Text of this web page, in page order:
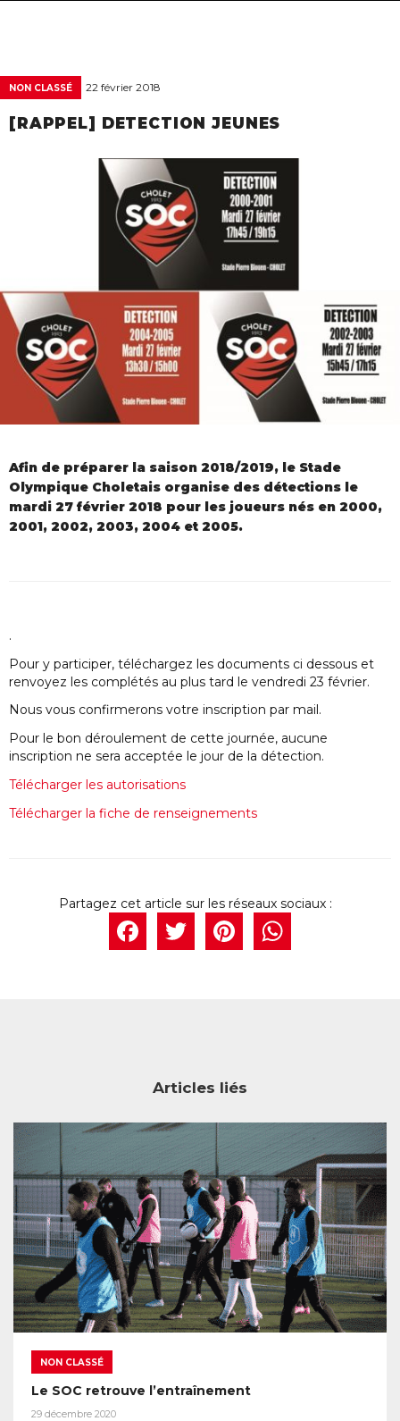
NON CLASSÉ 22 février 2018
[RAPPEL] DETECTION JEUNES
Afin de préparer la saison 2018/2019, le Stade
Olympique Choletais organise des détections le
mardi 27 février 2018 pour les joueurs nés en 2000,
2001, 2002, 2003, 2004 et 2005.
.
Pour y participer, téléchargez les documents ci dessous et
renvoyez les complétés au plus tard le vendredi 23 février.
Nous vous confirmerons votre inscription par mail.
Pour le bon déroulement de cette journée, aucune
inscription ne sera acceptée le jour de la détection.
Télécharger les autorisations
Télécharger la fiche de renseignements
Facebook
Twitter
Articles liés
NON CLASSÉ
Le SOC retrouve l’entraînement
29 décembre 2020